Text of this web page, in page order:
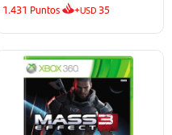
1.431 Puntos +USD35